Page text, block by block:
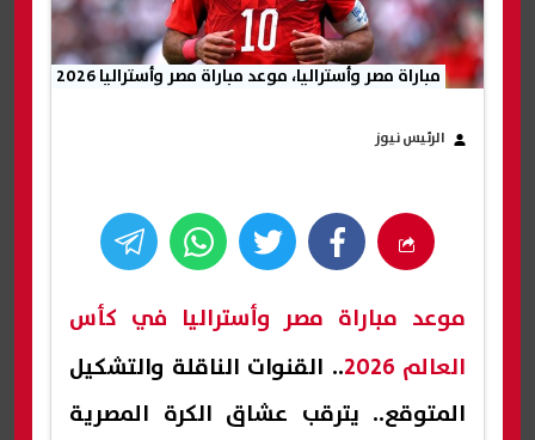
مباراة مصر وأستراليا، موعد مباراة مصر وأستراليا 2026
الرئيس نيوز
موعد مباراة مصر وأستراليا في كأس
العالم 2026
.. القنوات الناقلة والتشكيل
المتوقع.. يترقب عشاق الكرة المصرية